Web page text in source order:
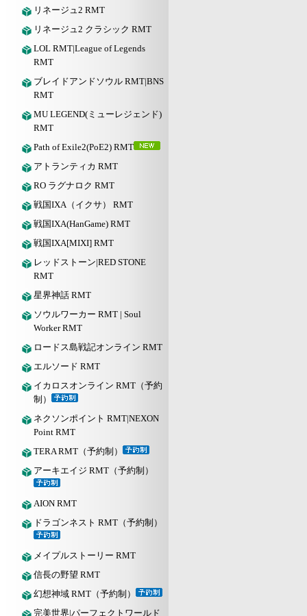
リネージュ2 RMT
リネージュ2 クラシック RMT
LOL RMT|League of Legends
RMT
ブレイドアンドソウル RMT|BNS
RMT
MU LEGEND(ミューレジェンド)
RMT
Path of Exile2(PoE2) RMT
アトランティカ RMT
RO ラグナロク RMT
戦国IXA（イクサ） RMT
戦国IXA(HanGame) RMT
戦国IXA[MIXI] RMT
レッドストーン|RED STONE
RMT
星界神話 RMT
ソウルワーカー RMT | Soul
Worker RMT
ロードス島戦記オンライン RMT
エルソード RMT
イカロスオンライン RMT（予約
制）
ネクソンポイント RMT|NEXON
Point RMT
TERA RMT（予約制）
アーキエイジ RMT（予約制）
AION RMT
ドラゴンネスト RMT（予約制）
メイプルストーリー RMT
信長の野望 RMT
幻想神域 RMT（予約制）
完美世界|パーフェクトワールド